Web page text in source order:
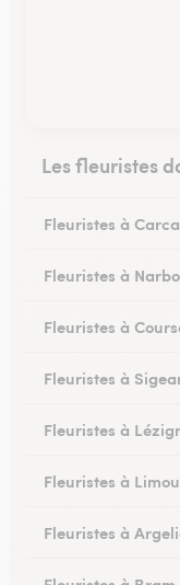
Les fleuristes
Fleuristes à
Fleuristes à
Fleuristes à
Fleuristes à
Fleuristes à
Fleuristes à
Fleuristes à